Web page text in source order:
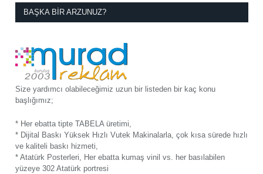
BAŞKA BIR ARZUNUZ?
Size yardımcı olabileceğimiz uzun bir listeden bir kaç konu
başlığımız;
* Her ebatta tipte TABELA üretimi,
* Dijital Baskı Yüksek Hızlı Vutek Makinalarla, çok kısa sürede hızlı
ve kaliteli baskı hizmeti,
* Atatürk Posterleri, Her ebatta kumaş vinil vs. her basılabilen
yüzeye 302 Atatürk portresi